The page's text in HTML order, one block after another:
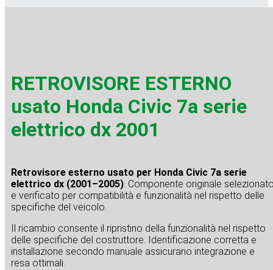
RETROVISORE ESTERNO
usato Honda Civic 7a serie
elettrico dx 2001
Retrovisore esterno usato per Honda Civic 7a serie
elettrico dx (2001–2005). Componente originale
e verificato per compatibilità e funzionalità nel rispetto delle
specifiche del veicolo.
Il ricambio consente il ripristino della funzionalità nel rispetto
delle specifiche del costruttore. Identificazione corretta e
installazione secondo manuale assicurano integrazione e
resa ottimali.